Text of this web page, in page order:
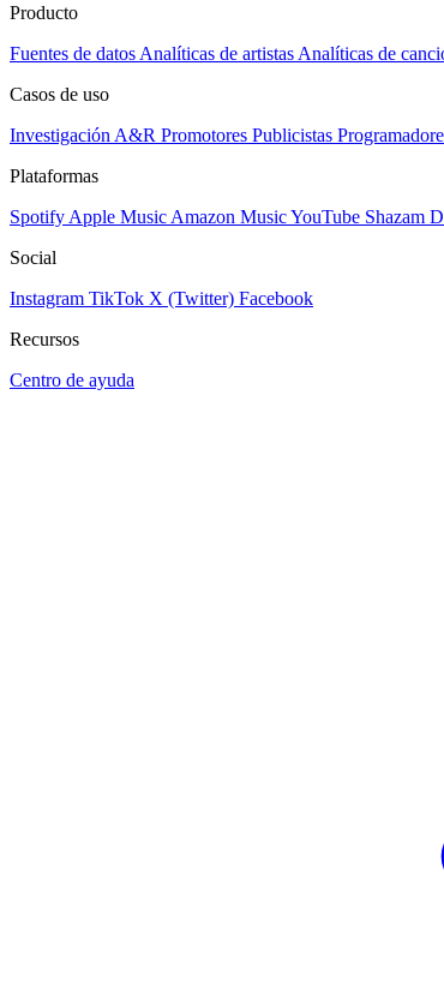
Producto
Fuentes de datos Analíticas de artistas Analíticas de
Casos de uso
Investigación A&R Promotores Publicistas
Plataformas
Spotify Apple Music Amazon MusicYouTube Shazam
Social
Instagram TikTok X (Twitter) Facebook
Recursos
Centro de ayuda